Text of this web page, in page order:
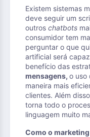
Existem sistemas
deve seguir um
outros chatbots
consumidor tem
perguntar o que
artificial será
benefício das
mensagens, o uso
maneira mais
clientes. Além
torna todo o
linguagem muito
Como o